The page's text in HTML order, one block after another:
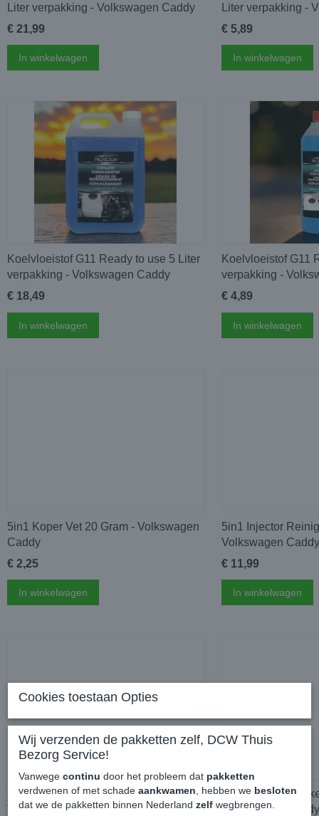
Liter verpakking - Volkswagen Caddy
€ 21,99
In winkelwagen
Liter verpakking -
€ 5,89
In winkelwagen
Koelvloeistof G11 Ready to use 5 Liter
verpakking - Volkswagen Caddy
€ 18,49
In winkelwagen
Koelvloeistof G11
verpakking -
€ 4,89
In winkelwagen
5in1 Koper Vet 20 Gram - Volkswagen
Caddy
€ 2,25
In winkelwagen
5in1 Injector
Volkswagen
€ 11,99
In winkelwagen
5in1 Keramisch Vet 20 Gram -
Volkswagen Caddy
Wynns Stop
Volkswagen
Cookies toestaan Opties
Wij verzenden de pakketten zelf, DCW Thuis
Bezorg Service!
Vanwege continu door het probleem dat pakketten
verdwenen of met schade aankwamen , hebben we besloten
dat we de pakketten binnen Nederland zelf wegbrengen.